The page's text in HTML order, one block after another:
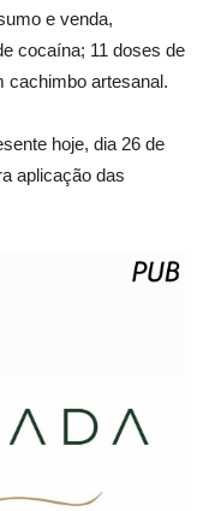
e venda,
cocaína; 11 doses de
cachimbo artesanal.
hoje, dia 26 de
aplicação das